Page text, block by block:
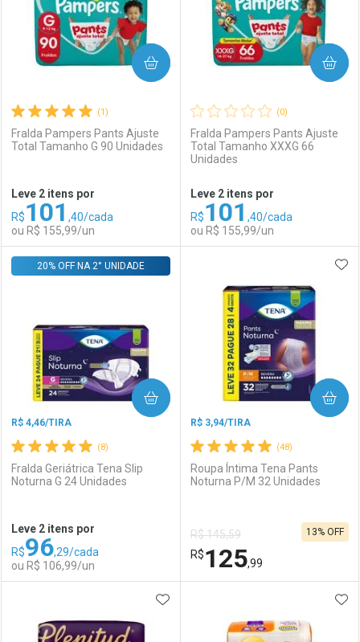
Comprar sem Desconto
Por R$ 154,99/cada
Comprar sem Desconto
Por R$ 154,99/cada
Comprar sem Desconto
Por R$ 154,99/cada
Comprar sem Desconto
Por R$ 154,99/cada
(1)
Fralda Pampers Pants Ajuste
Total Tamanho G 90 Unidades
Leve 2 itens por
R$101 ,40/cada
ou R$ 155,99/un
COMPRAR
Comprar sem Desconto
Por R$ 155,99/cada
Comprar sem Desconto
Por R$ 155,99/cada
(0)
Fralda Pampers Pants Ajuste
Total Tamanho XXXG 66
Unidades
Leve 2 itens por
R$101 ,40/cada
ou R$ 155,99/un
COMPRAR
Laboratório
Comprar sem Desconto
Por R$ 155,99/cada
Por Menos
Comprar sem Desconto
Por R$ 155,99/cada
(8)
R$ 4,46/TIRA
Fralda Geriátrica Tena Slip
Noturna G 24 Unidades
20% OFF NA 2° UNIDADE
Leve 2 itens por
R$96,29/cada
ou R$ 106,99/un
COMPRAR
(48)
R$ 3,94/TIRA
Roupa Íntima Tena Pants
Noturna P/M 32 Unidades
R$ 145,59
R$125,99
13% OFF
COMPRAR
ADICIONAR AOS FAVORITOS